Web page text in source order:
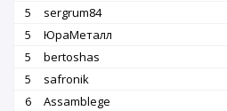
5
sergrum84
5
ЮраМеталл
5
bertoshas
5
safronik
6
Assamblege